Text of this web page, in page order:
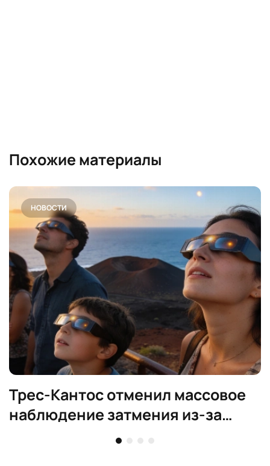
Похожие материалы
НОВОСТИ
Трес-Кантос отменил массовое
наблюдение затмения из-за
риска пожаров